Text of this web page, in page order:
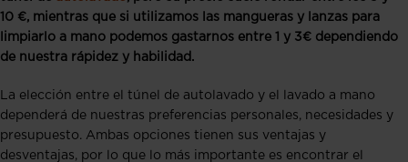
10 €, mientras que si utilizamos las mangueras y lanzas para
limpiarlo a mano podemos gastarnos entre 1 y 3€ dependiendo
de nuestra rápidez y habilidad.
La elección entre el túnel de autolavado y el lavado a mano
dependerá de nuestras preferencias personales, necesidades y
presupuesto. Ambas opciones tienen sus ventajas y
desventajas, por lo que lo más importante es encontrar el